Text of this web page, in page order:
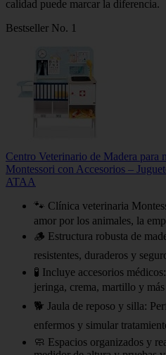
calidad puede marcar la diferencia.
Bestseller No. 1
Centro Veterinario de Madera
Montessori con Accesorios –
ATAA
🐾 Clínica veterinaria
amor por los animales, la
🪵 Estructura robusta de
resistentes, duraderos y
🧪 Incluye accesorios
jeringa, crema, martillo y
🐕 Jaula de reposo y silla:
enfermos y simular
🧼 Espacios organizados y